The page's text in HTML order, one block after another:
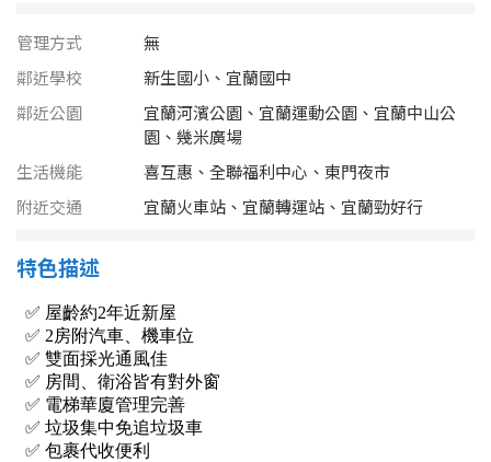
雲林縣
嘉義市
台南市
澎湖縣
屏東縣
台東縣
花蓮縣
不拘
20~30 坪
60~70 坪 70~80 坪
80坪以上
樓層
不拘
管理方式
無
鄰近學校
新生國小、宜蘭國中
鄰近公園
宜蘭河濱公園、宜蘭運動公園、宜蘭中山公
園、幾米廣場
生活機能
喜互惠、全聯福利中心、東門夜市
附近交通
宜蘭火車站、宜蘭轉運站、宜蘭勁好行
特色描述